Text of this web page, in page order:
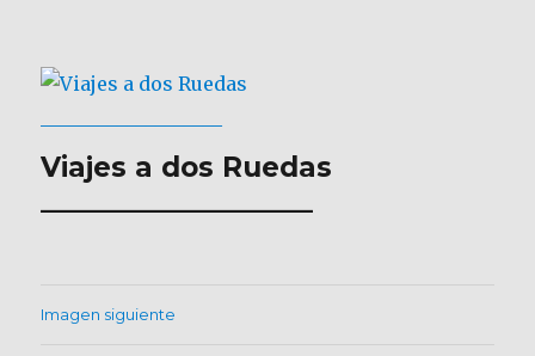
Viajes a dos Ruedas
___________________
Imagen siguiente